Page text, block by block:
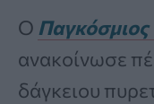
Ο Παγκόσμιος
ανακοίνωσε
δάγκειου